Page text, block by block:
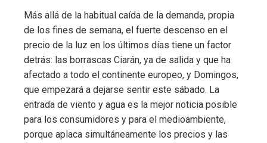
Más allá de la habitual caída de la demanda, propia
de los fines de semana, el fuerte descenso en el
precio de la luz en los últimos días tiene un factor
detrás: las borrascas Ciarán, ya de salida y que ha
afectado a todo el continente europeo, y Domingos,
que empezará a dejarse sentir este sábado. La
entrada de viento y agua es la mejor noticia posible
para los consumidores y para el medioambiente,
porque aplaca simultáneamente los precios y las